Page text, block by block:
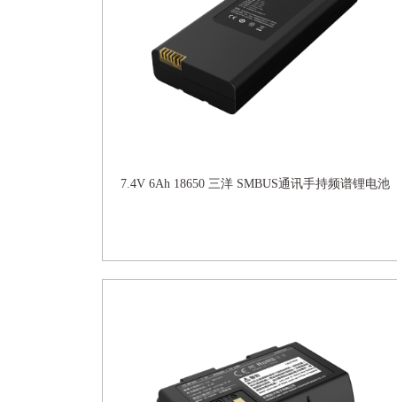
7.4V 6Ah 18650 三洋 SMBUS通讯手持频谱锂电池